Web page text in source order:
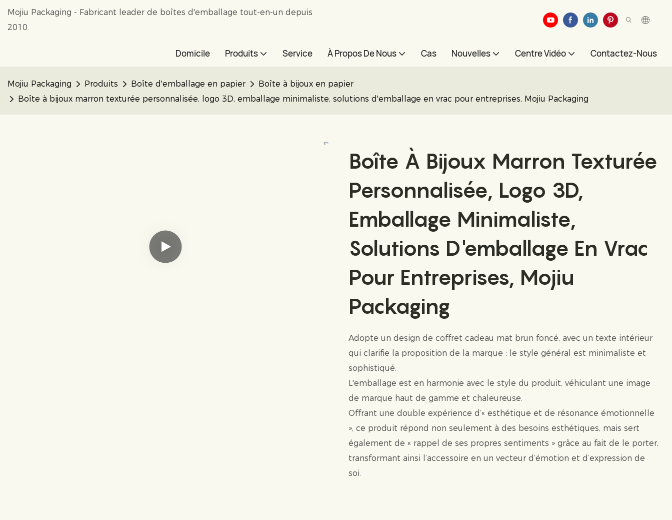
Mojiu Packaging - Fabricant leader de boîtes d'emballage tout-en-un depuis
2010.
Domicile Produits Service À Propos De Nous Cas Nouvelles Centre Vidéo Contactez-Nous
Mojiu Packaging Produits Boîte d'emballage en papier
Boîte à bijoux en papier
Boîte à bijoux marron texturée personnalisée, logo 3D, emballage minimaliste, solutions d'emballage en vrac pour entreprises, Mojiu Packaging
Boîte À Bijoux Marron Texturée
Personnalisée, Logo 3D,
Emballage Minimaliste,
Solutions D'emballage En Vrac
Pour Entreprises, Mojiu
Packaging
Adopte un design de coffret cadeau mat brun foncé, avec un texte intérieur
qui clarifie la proposition de la marque ; le style général est minimaliste et
sophistiqué.
L'emballage est en harmonie avec le style du produit, véhiculant une image
de marque haut de gamme et chaleureuse.
Offrant une double expérience d’« esthétique et de résonance émotionnelle
», ce produit répond non seulement à des besoins esthétiques, mais sert
également de « rappel de ses propres sentiments » grâce au fait de le porter,
transformant ainsi l’accessoire en un vecteur d’émotion et d’expression de
soi.